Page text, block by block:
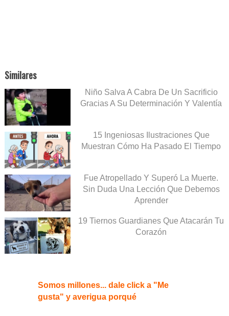
Similares
Niño Salva A Cabra De Un Sacrificio
Gracias A Su Determinación Y Valentía
15 Ingeniosas Ilustraciones Que
Muestran Cómo Ha Pasado El Tiempo
Fue Atropellado Y Superó La Muerte.
Sin Duda Una Lección Que Debemos
Aprender
19 Tiernos Guardianes Que Atacarán Tu
Corazón
Somos millones... dale click a "Me
gusta" y averigua porqué